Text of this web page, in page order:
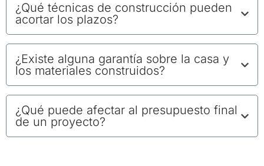
¿Qué técnicas de construcción pueden
acortar los plazos?
¿Existe alguna garantía sobre la casa y
los materiales construidos?
¿Qué puede afectar al presupuesto final
de un proyecto?